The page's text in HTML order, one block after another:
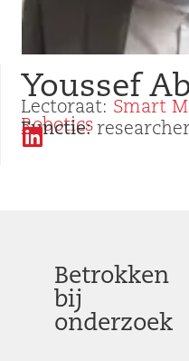
Youssef
Lectoraat: Smart
Robotics
Functie:
Betrokken
bij
onderzoek